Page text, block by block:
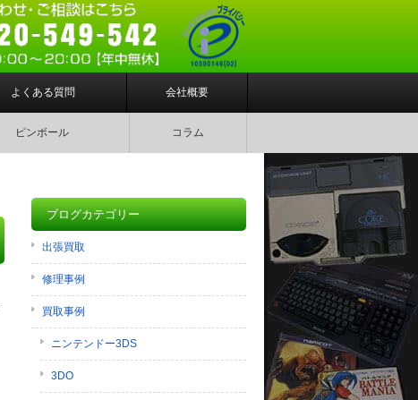
よくある質問 会社概要
ピンボール コラム
ブログカテゴリー
出張買取
修理事例
買取事例
ニンテンドー3DS
3DO